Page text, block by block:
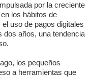
por la creciente
los hábitos de
uso de pagos digitales
dos años, una tendencia
los pequeños
a herramientas que